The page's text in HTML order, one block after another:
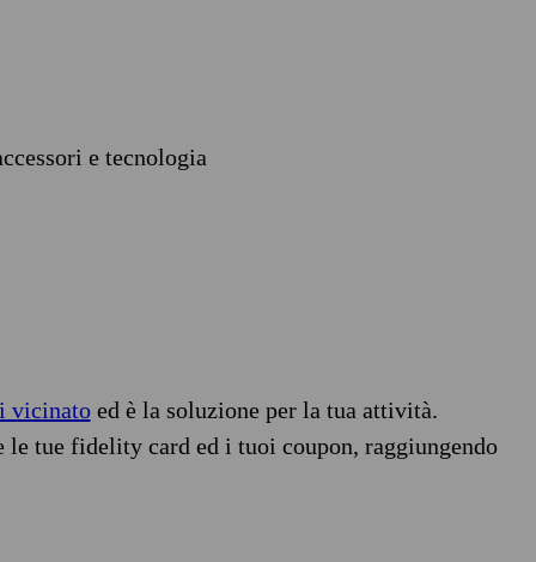
e tecnologia
vicinatoed è la soluzione per la tua attività.
tue fidelity card ed i tuoi coupon, raggiungendo